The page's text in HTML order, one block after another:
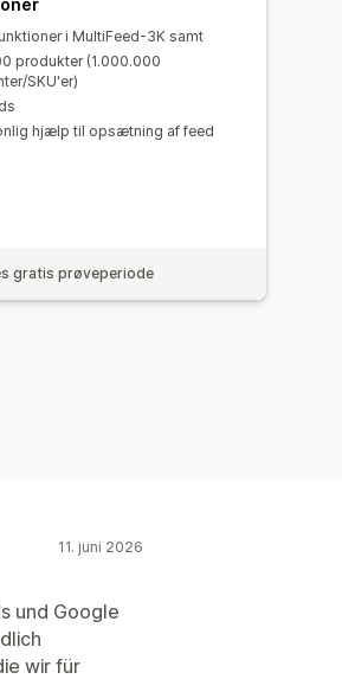
i MultiFeed-3K samt
produkter (1.000.000
SKU'er)
hjælp til opsætning af feed
gratis prøveperiode
11. juni 2026
und Google
wir für